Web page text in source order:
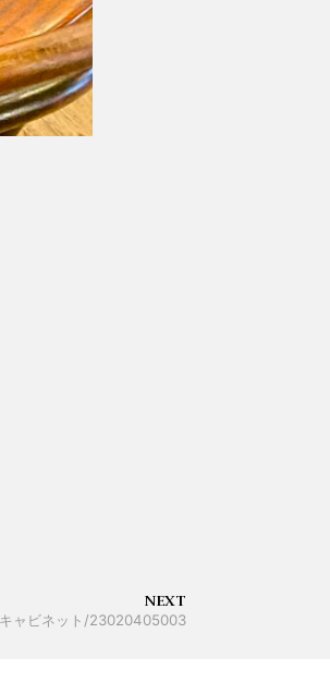
NEXT
ャビネット/23020405003